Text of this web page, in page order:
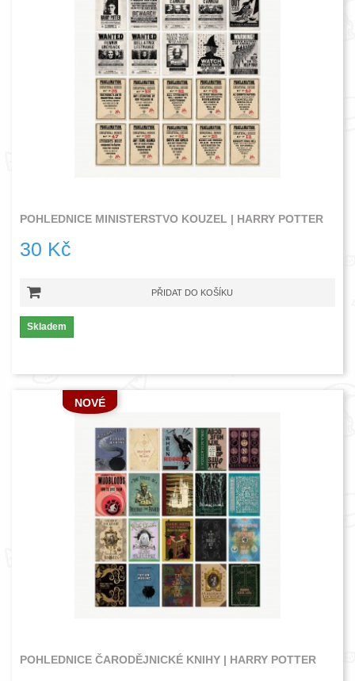
POHLEDNICE MINISTERSTVO KOUZEL | HARRY POTTER
30 Kč
PŘIDAT DO KOŠÍKU
Skladem
NOVÉ
POHLEDNICE ČARODĚJNICKÉ KNIHY | HARRY POTTER